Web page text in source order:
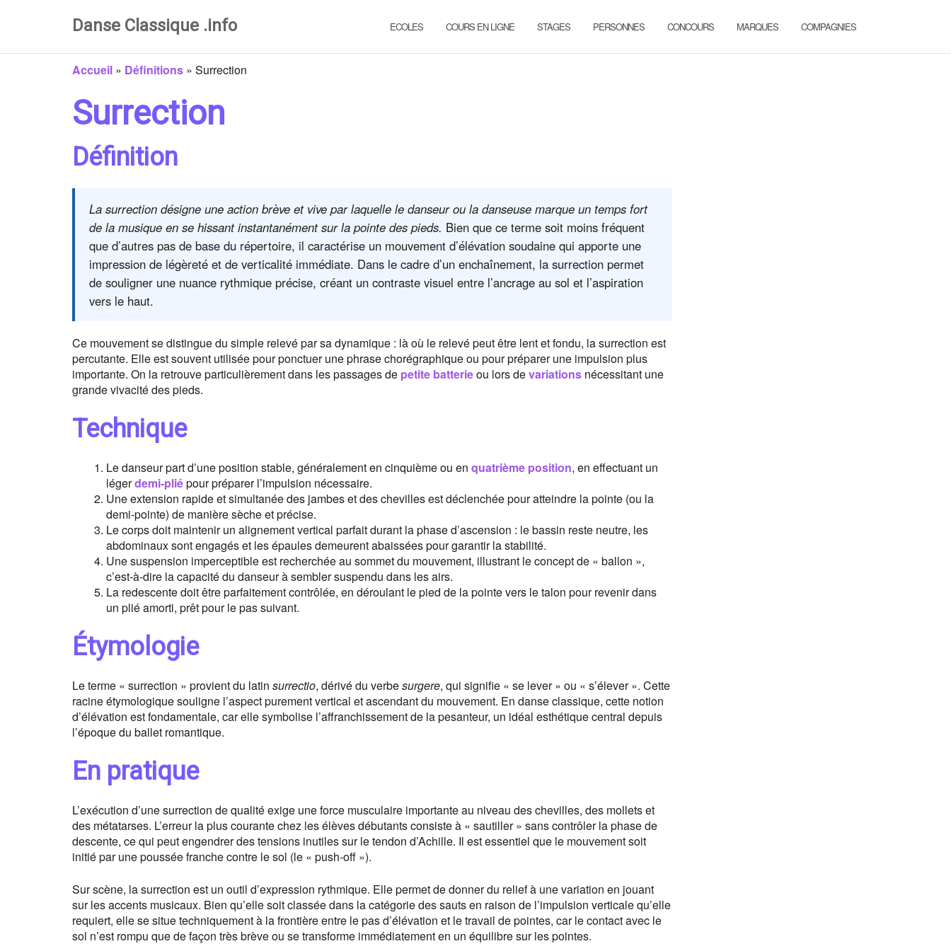
Danse Classique .info ECOLES COURS EN LIGNE STAGES PERSONNES CONCOURS MARQUES COMPAGNIES
Accueil » Définitions » Surrection
Surrection
Définition
La surrection désigne une action brève et vive par laquelle le danseur ou la danseuse marque un temps fort
de la musique en se hissant instantanément sur la pointe des pieds. Bien que ce terme soit moins fréquent
que d’autres pas de base du répertoire, il caractérise un mouvement d’élévation soudaine qui apporte une
impression de légèreté et de verticalité immédiate. Dans le cadre d’un enchaînement, la surrection permet
de souligner une nuance rythmique précise, créant un contraste visuel entre l’ancrage au sol et l’aspiration
vers le haut.
Ce mouvement se distingue du simple relevé par sa dynamique : là où le relevé peut être lent et fondu, la surrection est
percutante. Elle est souvent utilisée pour ponctuer une phrase chorégraphique ou pour préparer une impulsion plus
importante. On la retrouve particulièrement dans les passages de petite batterieou lors devariations nécessitant une
grande vivacité des pieds.
Technique
Le danseur part d’une position stable, généralement en cinquième ou en quatrième position, en effectuant un
légerdemi-pliépour préparer l’impulsion nécessaire.
Une extension rapide et simultanée des jambes et des chevilles est déclenchée pour atteindre la pointe (ou la
demi-pointe) de manière sèche et précise.
Le corps doit maintenir un alignement vertical parfait durant la phase d’ascension : le bassin reste neutre, les
abdominaux sont engagés et les épaules demeurent abaissées pour garantir la stabilité.
Une suspension imperceptible est recherchée au sommet du mouvement, illustrant le concept de « ballon »,
c’est-à-dire la capacité du danseur à sembler suspendu dans les airs.
La redescente doit être parfaitement contrôlée, en déroulant le pied de la pointe vers le talon pour revenir dans
un plié amorti, prêt pour le pas suivant.
Étymologie
Le terme « surrection » provient du latin surrectio, dérivé du verbesurgere, qui signifie « se lever » ou « s’élever ». Cette
racine étymologique souligne l’aspect purement vertical et ascendant du mouvement. En danse classique, cette notion
d’élévation est fondamentale, car elle symbolise l’affranchissement de la pesanteur, un idéal esthétique central depuis
l’époque du ballet romantique.
En pratique
L’exécution d’une surrection de qualité exige une force musculaire importante au niveau des chevilles, des mollets et
des métatarses. L’erreur la plus courante chez les élèves débutants consiste à « sautiller » sans contrôler la phase de
descente, ce qui peut engendrer des tensions inutiles sur le tendon d’Achille. Il est essentiel que le mouvement soit
initié par une poussée franche contre le sol (le « push-off »).
Sur scène, la surrection est un outil d’expression rythmique. Elle permet de donner du relief à une variation en jouant
sur les accents musicaux. Bien qu’elle soit classée dans la catégorie des sauts en raison de l’impulsion verticale qu’elle
requiert, elle se situe techniquement à la frontière entre le pas d’élévation et le travail de pointes, car le contact avec le
sol n’est rompu que de façon très brève ou se transforme immédiatement en un équilibre sur les pointes.